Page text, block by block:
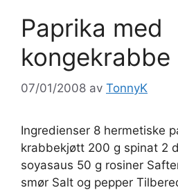
Paprika med
kongekrabbe
07/01/2008 av TonnyK
Ingredienser 8 hermetiske
krabbekjøtt 200 g spinat 2
soyasaus 50 g rosiner
smør Salt og pepper